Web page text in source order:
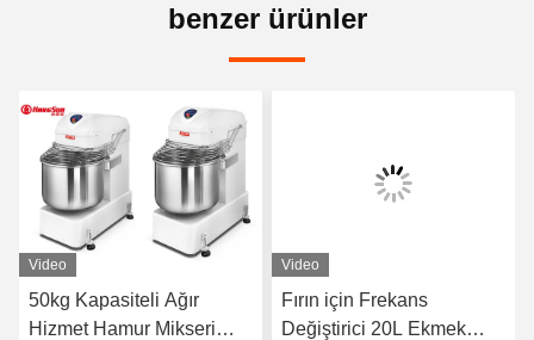
benzer ürünler
Video
50kg Kapasiteli Ağır
Hizmet Hamur Mikseri
Video
Fırın için Frekans
Değiştirici 20L Ekmek